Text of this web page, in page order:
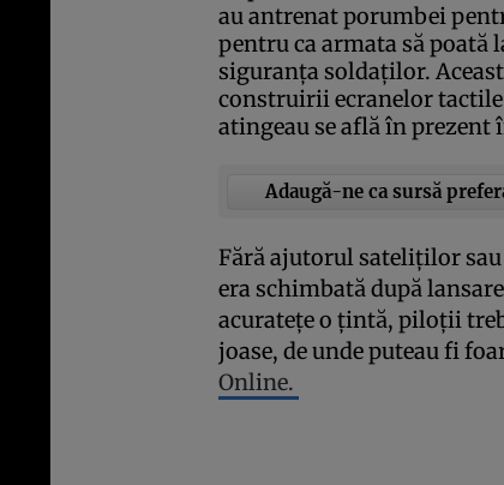
au antrenat porumbei
pentru ca armata să poată
siguranţa soldaţilor.
construirii ecranelor
atingeau se află în prezent
Adaugă-ne ca sursă
Fără ajutorul sateliţilor
era schimbată după
acurateţe o ţintă, piloţii
joase, de unde puteau fi
Online.